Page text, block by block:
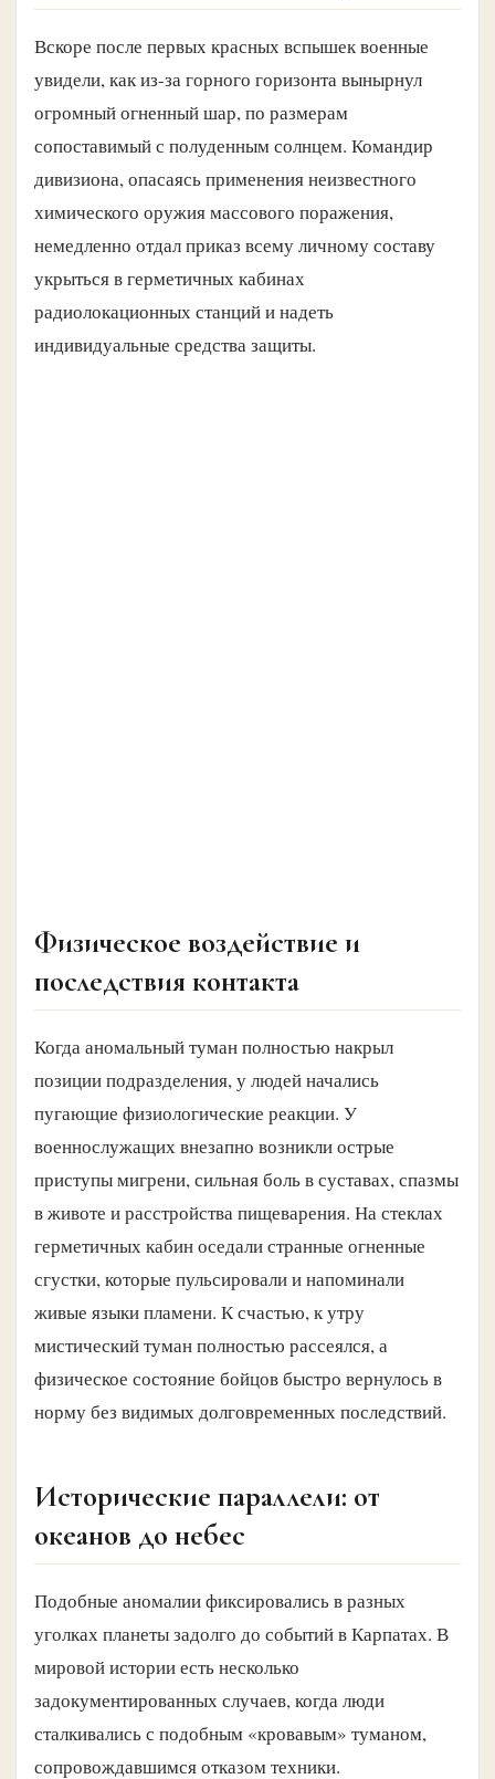
Вскоре после первых красных вспышек военные
увидели, как из-за горного горизонта вынырнул
огромный огненный шар, по размерам
сопоставимый с полуденным солнцем. Командир
дивизиона, опасаясь применения неизвестного
химического оружия массового поражения,
немедленно отдал приказ всему личному составу
укрыться в герметичных кабинах
радиолокационных станций и надеть
индивидуальные средства защиты.
Физическое воздействие и
последствия контакта
Когда аномальный туман полностью накрыл
позиции подразделения, у людей начались
пугающие физиологические реакции. У
военнослужащих внезапно возникли острые
приступы мигрени, сильная боль в суставах, спазмы
в животе и расстройства пищеварения. На стеклах
герметичных кабин оседали странные огненные
сгустки, которые пульсировали и напоминали
живые языки пламени. К счастью, к утру
мистический туман полностью рассеялся, а
физическое состояние бойцов быстро вернулось в
норму без видимых долговременных последствий.
Исторические параллели: от
океанов до небес
Подобные аномалии фиксировались в разных
уголках планеты задолго до событий в Карпатах. В
мировой истории есть несколько
задокументированных случаев, когда люди
сталкивались с подобным «кровавым» туманом,
сопровождавшимся отказом техники.